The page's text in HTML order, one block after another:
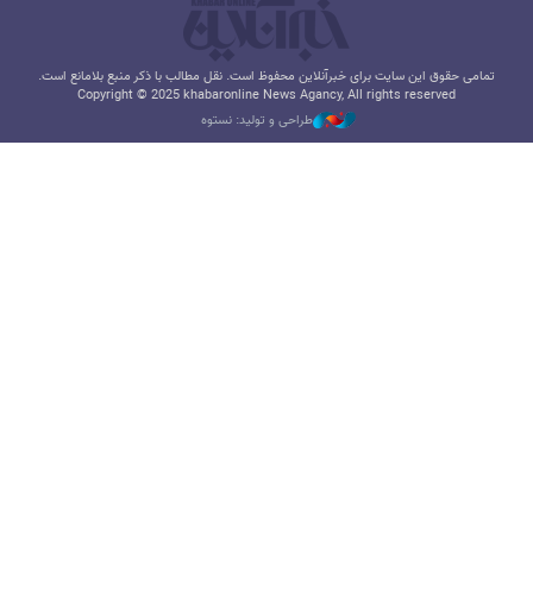
تمامی حقوق این سایت برای خبرآنلاین محفوظ است. نقل مطالب با ذکر منبع بلامانع است.
Copyright © 2025 khabaronline News Agancy, All rights reserved
طراحی و تولید: نستوه